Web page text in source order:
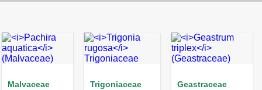
Malvaceae Trigoniaceae Geastraceae